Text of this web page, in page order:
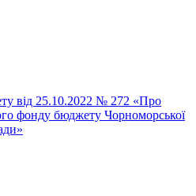
від 25.10.2022 № 272 «Про
фонду бюджету Чорноморської